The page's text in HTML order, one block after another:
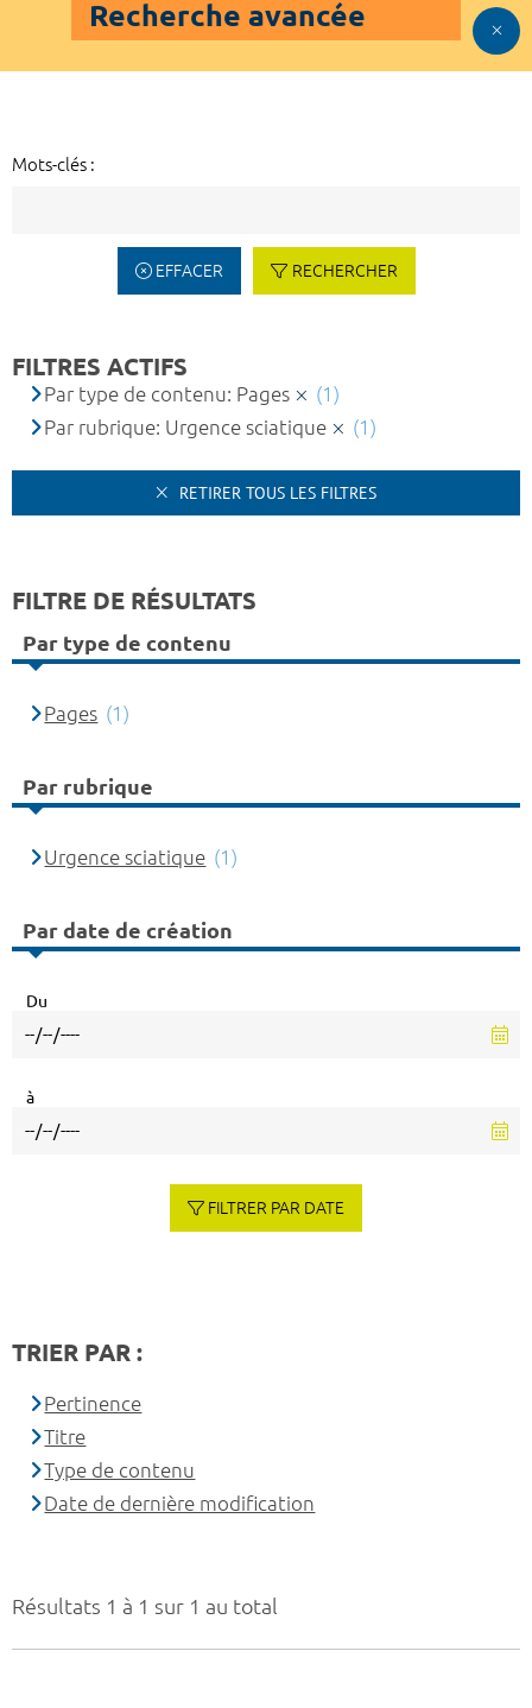
Recherche avancée
Mots-clés :
EFFACER RECHERCHER
Résultats 1 à 1 sur 1 au total
FILTRES ACTIFS
Par type de contenu: Pages
(1)
Par rubrique: Urgence sciatique
(1)
RETIRER TOUS LES FILTRES
FILTRE DE RÉSULTATS
Par type de contenu
Pages (1)
Par rubrique
Urgence sciatique (1)
Par date de création
Du
à
FILTRER PAR DATE
TRIER PAR :
Pertinence
Titre
Type de contenu
Date de dernière modification